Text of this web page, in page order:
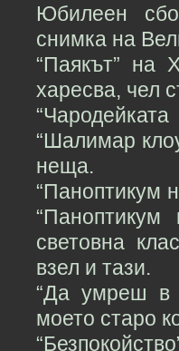
Юбилеен
снимка на
“Паякът” на
харесва, чел
“Шалимар
неща.
“Паноптикум
световна
взел и тази.
“Да умреш в
моето старо